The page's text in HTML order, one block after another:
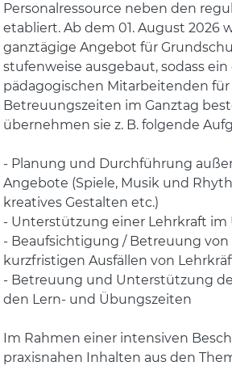
Personalressource neben den
etabliert. Ab dem 01. August 2026
ganztägige Angebot für
stufenweise ausgebaut, sodass
pädagogischen Mitarbeitenden
Betreuungszeiten im Ganztag
übernehmen sie z. B. folgende
- Planung und Durchführung
Angebote (Spiele, Musik und
kreatives Gestalten etc.)
- Unterstützung einer Lehrkraft im
- Beaufsichtigung / Betreuung von
kurzfristigen Ausfällen von
- Betreuung und Unterstützung
den Lern- und Übungszeiten
Im Rahmen einer intensiven
praxisnahen Inhalten aus den